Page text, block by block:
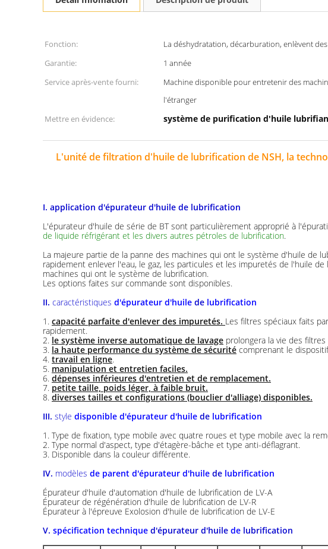
Fonction: La déshydratation, décarburation, enlèvent
Garantie:
1 année
Service après-vente fourni:
Machine disponible pour entretenir des
l'étranger
Mettre en évidence: système de purification d'huile
L'unité de filtration d'huile de lubrification de NSH, la
I. application d'épurateur d'huile de lubrification
L'épurateur d'huile de série de BT sont particulièrement approprié à
de liquide réfrigérant et les divers autres pétroles de lubrification.
La majeure partie de la panne des machines qui ont le système d'huile de
rapidement enlever l'eau, le gaz, les particules et les impuretés de l'huile
machines qui ont le système de lubrification.
Les options faites sur commande sont disponibles.
II. caractéristiques d'épurateur d'huile de lubrification
1. capacité parfaite d'enlever des impuretés. Les filtres spéciaux faits
rapidement.
2. le système inverse automatique de lavage prolongera la vie des
3. la haute performance du système de sécurité comprenant le
4. travail en ligne.
5. manipulation et entretien faciles.
6. dépenses inférieures d'entretien et de remplacement.
7. petite taille, poids léger, à faible bruit.
8. diverses tailles et configurations (bouclier d'alliage) disponibles.
III. style disponible d'épurateur d'huile de lubrification
1. Type de fixation, type mobile avec quatre roues et type mobile avec la
2. Type normal d'aspect, type d'étagère-bâche et type anti-déflagrant.
3. Disponible dans la couleur différente.
IV. modèles de parent d'épurateur d'huile de lubrification
Épurateur d'huile d'automation d'huile de lubrification de LV-A
Épurateur de régénération d'huile de lubrification de LV-R
Épurateur à l'épreuve Exolosion d'huile de lubrification de LV-E
V. spécification technique d'épurateur d'huile de lubrification